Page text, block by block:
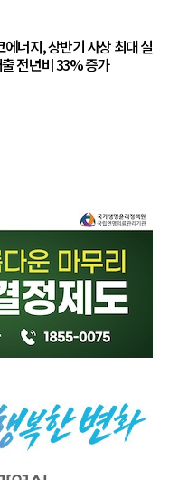
에너지, 상반기 사상 최대 실
전년비 33% 증가